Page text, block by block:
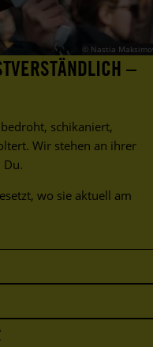
© Nastia
–
schikaniert,
Wir stehen an ihrer
Du.
wo sie aktuell am